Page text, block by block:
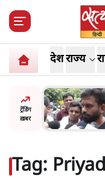
देशराज्य
ट्रेंडिंग
ख़बर
भागवत
Tag: